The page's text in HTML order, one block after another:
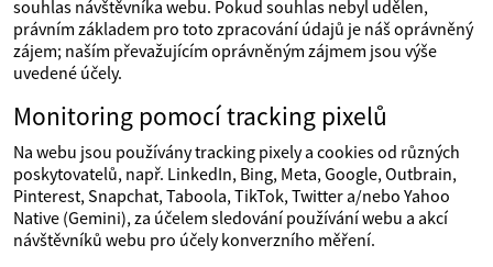
souhlas návštěvníka webu. Pokud souhlas nebyl udělen,
právním základem pro toto zpracování údajů je náš oprávněný
zájem; naším převažujícím oprávněným zájmem jsou výše
uvedené účely.
Monitoring pomocí tracking pixelů
Na webu jsou používány tracking pixely a cookies od různých
poskytovatelů, např. LinkedIn, Bing, Meta, Google, Outbrain,
Pinterest, Snapchat, Taboola, TikTok, Twitter a/nebo Yahoo
Native (Gemini), za účelem sledování používání webu a akcí
návštěvníků webu pro účely konverzního měření.